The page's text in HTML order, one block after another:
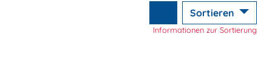
Sortieren
Informationen zur Sortierung